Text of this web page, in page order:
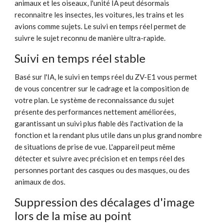
animaux et les oiseaux, l'unité IA peut désormais
reconnaitre les insectes, les voitures, les trains et les
avions comme sujets. Le suivi en temps réel permet de
suivre le sujet reconnu de manière ultra-rapide.
Suivi en temps réel stable
Basé sur l'IA, le suivi en temps réel du ZV-E1 vous permet
de vous concentrer sur le cadrage et la composition de
votre plan. Le système de reconnaissance du sujet
présente des performances nettement améliorées,
garantissant un suivi plus fiable dès l'activation de la
fonction et la rendant plus utile dans un plus grand nombre
de situations de prise de vue. L'appareil peut même
détecter et suivre avec précision et en temps réel des
personnes portant des casques ou des masques, ou des
animaux de dos.
Suppression des décalages d'image
lors de la mise au point